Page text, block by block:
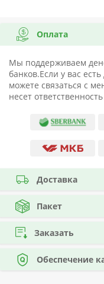
Оплата
Мы поддерживаем
банков.Если у вас
можете связаться с
несет
Доставка
Пакет
Заказать
Обеспечение